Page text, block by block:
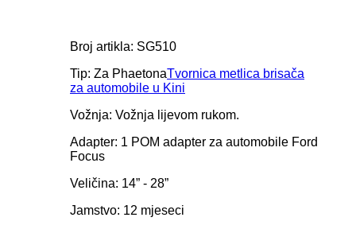
Broj artikla: SG510
Tip: Za PhaetonaTvornica metlica brisača
za automobile u Kini
Vožnja: Vožnja lijevom rukom.
Adapter: 1 POM adapter za automobile Ford
Focus
Veličina: 14” - 28”
Jamstvo: 12 mjeseci